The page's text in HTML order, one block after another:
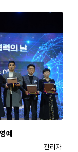
예
등록자
관리자